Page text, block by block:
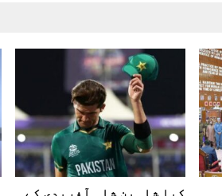
کیا شاہین شاہ آفریدی کے